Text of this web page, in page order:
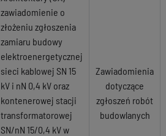
zawiadomienie o
złożeniu zgłoszenia
zamiaru budowy
elektroenergetycznej
sieci kablowej SN 15
kV i nN 0,4 kV oraz
kontenerowej stacji
transformatorowej
SN/nN 15/0,4 kV w
Zawiadomienia
dotyczące
zgłoszeń robót
budowlanych